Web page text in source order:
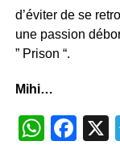
d’éviter de se
une passion
” Prison “.
Mihi…